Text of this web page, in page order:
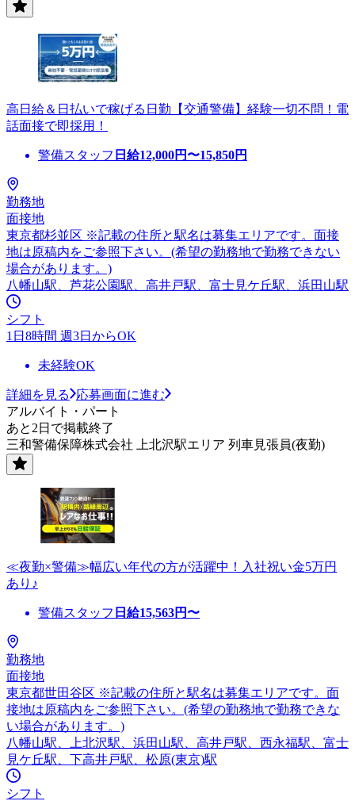
高日給＆日払いで稼げる日勤【交通警備】経験一切不問！電
話面接で即採用！
警備スタッフ 日給12,000円〜15,850円
勤務地
面接地
東京都杉並区 ※記載の住所と駅名は募集エリアです。面接
地は原稿内をご参照下さい。(希望の勤務地で勤務できない
場合があります。)
八幡山駅、芦花公園駅、高井戸駅、富士見ケ丘駅、浜田山駅
シフト
1日8時間 週3日からOK
未経験OK
詳細を見る
応募画面に進む
アルバイト・パート
あと2日で掲載終了
三和警備保障株式会社 上北沢駅エリア 列車見張員(夜勤)
≪夜勤×警備≫幅広い年代の方が活躍中！入社祝い金5万円
あり♪
警備スタッフ 日給15,563円〜
勤務地
面接地
東京都世田谷区 ※記載の住所と駅名は募集エリアです。面
接地は原稿内をご参照下さい。(希望の勤務地で勤務できな
い場合があります。)
八幡山駅、上北沢駅、浜田山駅、高井戸駅、西永福駅、富士
見ケ丘駅、下高井戸駅、松原(東京)駅
シフト